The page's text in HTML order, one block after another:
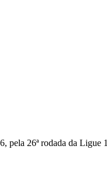
pela 26ª rodada da Ligue